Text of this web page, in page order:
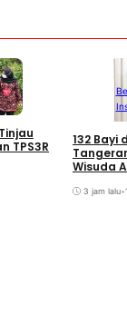
TPS3R
132 Bayi
Wisuda
3 jam lalu•